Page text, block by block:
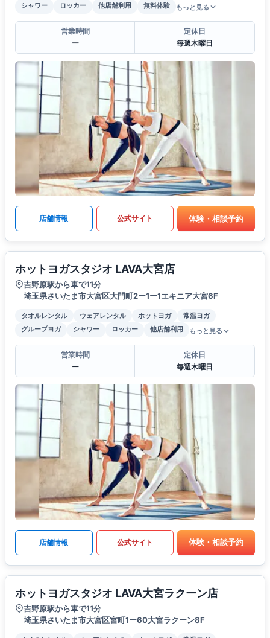
シャワー
ロッカー 他店舗利用 無料体験 もっと見る
営業時間
ー
定休日
毎週木曜日
店舗情報 公式サイト 体験・相談予約
ホットヨガスタジオ LAVA大宮店
吉野原駅から車で11分
埼玉県さいたま市大宮区大門町2ー1ー1エキニア大宮6F
タオルレンタル ウェアレンタル ホットヨガ
常温ヨガ
グループヨガ
シャワー ロッカー 他店舗利用 もっと見る
営業時間
ー
定休日
毎週木曜日
店舗情報 公式サイト 体験・相談予約
ホットヨガスタジオ LAVA大宮ラクーン店
吉野原駅から車で11分
埼玉県さいたま市大宮区宮町1ー60大宮ラクーン8F